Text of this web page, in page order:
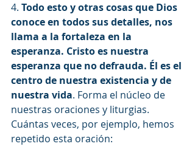
4. Todo esto y otras cosas que Dios
conoce en todos sus detalles, nos
llama a la fortaleza en la
esperanza. Cristo es nuestra
esperanza que no defrauda. Él es el
centro de nuestra existencia y de
nuestra vida. Forma el núcleo de
nuestras oraciones y liturgias.
Cuántas veces, por ejemplo, hemos
repetido esta oración: